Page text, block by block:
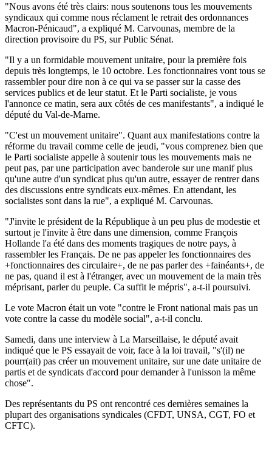
"Nous avons été très clairs: nous soutenons tous les mouvements
syndicaux qui comme nous réclament le retrait des ordonnances
Macron-Pénicaud", a expliqué M. Carvounas, membre de la
direction provisoire du PS, sur Public Sénat.
"Il y a un formidable mouvement unitaire, pour la première fois
depuis très longtemps, le 10 octobre. Les fonctionnaires vont tous se
rassembler pour dire non à ce qui va se passer sur la casse des
services publics et de leur statut. Et le Parti socialiste, je vous
l'annonce ce matin, sera aux côtés de ces manifestants", a indiqué le
député du Val-de-Marne.
"C'est un mouvement unitaire". Quant aux manifestations contre la
réforme du travail comme celle de jeudi, "vous comprenez bien que
le Parti socialiste appelle à soutenir tous les mouvements mais ne
peut pas, par une participation avec banderole sur une manif plus
qu'une autre d'un syndicat plus qu'un autre, essayer de rentrer dans
des discussions entre syndicats eux-mêmes. En attendant, les
socialistes sont dans la rue", a expliqué M. Carvounas.
"J'invite le président de la République à un peu plus de modestie et
surtout je l'invite à être dans une dimension, comme François
Hollande l'a été dans des moments tragiques de notre pays, à
rassembler les Français. De ne pas appeler les fonctionnaires des
+fonctionnaires des circulaire+, de ne pas parler des +fainéants+, de
ne pas, quand il est à l'étranger, avec un mouvement de la main très
méprisant, parler du peuple. Ca suffit le mépris", a-t-il poursuivi.
Le vote Macron était un vote "contre le Front national mais pas un
vote contre la casse du modèle social", a-t-il conclu.
Samedi, dans une interview à La Marseillaise, le député avait
indiqué que le PS essayait de voir, face à la loi travail, "s'(il) ne
pourr(ait) pas créer un mouvement unitaire, sur une date unitaire de
partis et de syndicats d'accord pour demander à l'unisson la même
chose".
Des représentants du PS ont rencontré ces dernières semaines la
plupart des organisations syndicales (CFDT, UNSA, CGT, FO et
CFTC).